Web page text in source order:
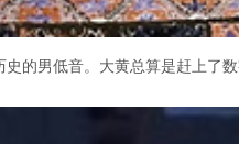
的男低音。大黄总算是赶上了